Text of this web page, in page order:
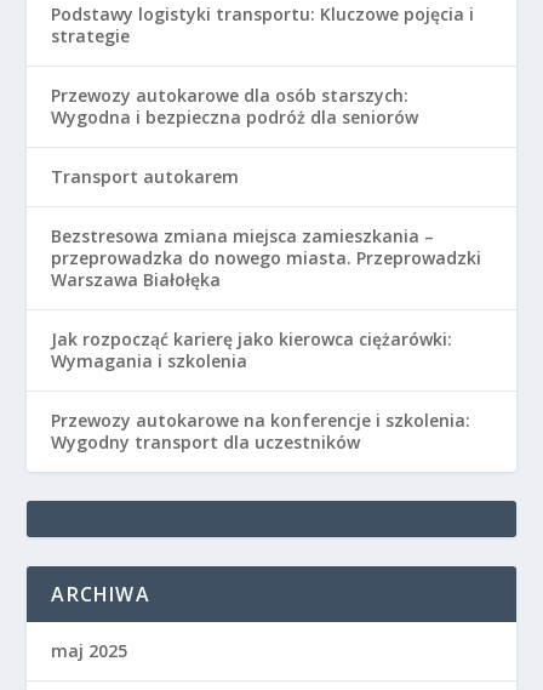
Podstawy logistyki transportu: Kluczowe pojęcia i
strategie
Przewozy autokarowe dla osób starszych:
Wygodna i bezpieczna podróż dla seniorów
Transport autokarem
Bezstresowa zmiana miejsca zamieszkania –
przeprowadzka do nowego miasta. Przeprowadzki
Warszawa Białołęka
Jak rozpocząć karierę jako kierowca ciężarówki:
Wymagania i szkolenia
Przewozy autokarowe na konferencje i szkolenia:
Wygodny transport dla uczestników
ARCHIWA
maj 2025